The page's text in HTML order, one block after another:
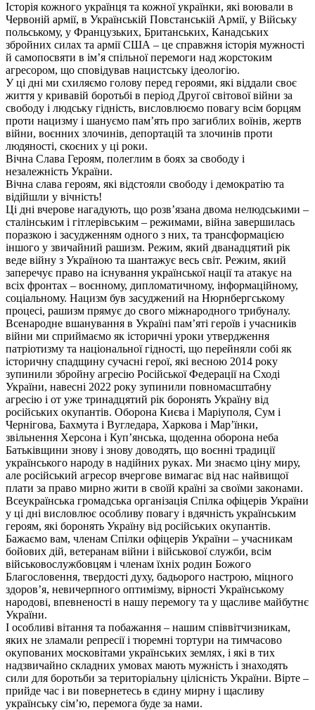
Історія кожного українця та кожної українки, які воювали в
Червоній армії, в Українській Повстанській Армії, у Війську
польському, у Французьких, Британських, Канадських
збройних силах та армії США – це справжня історія мужності
й самопосвяти в ім’я спільної перемоги над жорстоким
агресором, що сповідував нацистську ідеологію.
У ці дні ми схиляємо голову перед героями, які віддали своє
життя у кривавій боротьбі в період Другої світової війни за
свободу і людську гідність, висловлюємо повагу всім борцям
проти нацизму і шануємо пам’ять про загиблих воїнів, жертв
війни, воєнних злочинів, депортацій та злочинів проти
людяності, скоєних у ці роки.
Вічна Слава Героям, полеглим в боях за свободу і
незалежність України.
Вічна слава героям, які відстояли свободу і демократію та
відійшли у вічність!
Ці дні вчерове нагадують, що розв’язана двома нелюдськими –
сталінським і гітлерівським – режимами, війна завершилась
поразкою і засудженням одного з них, та трансформацією
іншого у звичайний рашизм. Режим, який дванадцятий рік
веде війну з Україною та шантажує весь світ. Режим, який
заперечує право на існування української нації та атакує на
всіх фронтах – воєнному, дипломатичному, інформаційному,
соціальному. Нацизм був засуджений на Нюрнбергському
процесі, рашизм прямує до свого міжнародного трибуналу.
Всенародне вшанування в Україні пам’яті героїв і учасників
війни ми сприймаємо як історичні уроки утвердження
патріотизму та національної гідності, що перейняли собі як
історичну спадщину сучасні герої, які весною 2014 року
зупинили збройну агресію Російської Федерації на Сході
України, навесні 2022 року зупинили повномасштабну
агресію і от уже тринадцятий рік боронять Україну від
російських окупантів. Оборона Києва і Маріуполя, Сум і
Чернігова, Бахмута і Вугледара, Харкова і Мар’їнки,
звільнення Херсона і Куп’янська, щоденна оборона неба
Батьківщини знову і знову доводять, що воєнні традиції
українського народу в надійних руках. Ми знаємо ціну миру,
але російський агресор вчергове вимагає від нас найвищої
плати за право мирно жити в своїй країні за своїми законами.
Всеукраїнська громадська організація Спілка офіцерів України
у ці дні висловлює особливу повагу і вдячність українським
героям, які боронять Україну від російських окупантів.
Бажаємо вам, членам Спілки офіцерів України – учасникам
бойових дій, ветеранам війни і військової служби, всім
військовослужбовцям і членам їхніх родин Божого
Благословення, твердості духу, бадьорого настрою, міцного
здоров’я, невичерпного оптимізму, вірності Українському
народові, впевненості в нашу перемогу та у щасливе майбутнє
України.
І особливі вітання та побажання – нашим співвітчизникам,
яких не зламали репресії і тюремні тортури на тимчасово
окупованих московітами українських землях, і які в тих
надзвичайно складних умовах мають мужність і знаходять
сили для боротьби за територіальну цілісність України. Вірте –
прийде час і ви повернетесь в єдину мирну і щасливу
українську сім’ю, перемога буде за нами.